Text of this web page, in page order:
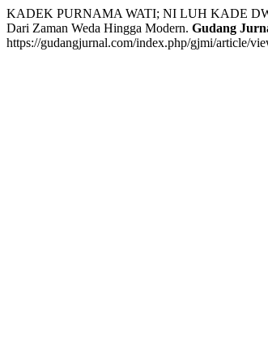
KADEK PURNAMA WATI; NI LUH KADE
Dari Zaman Weda Hingga Modern. Gudang
https://gudangjurnal.com/index.php/gjmi/article/